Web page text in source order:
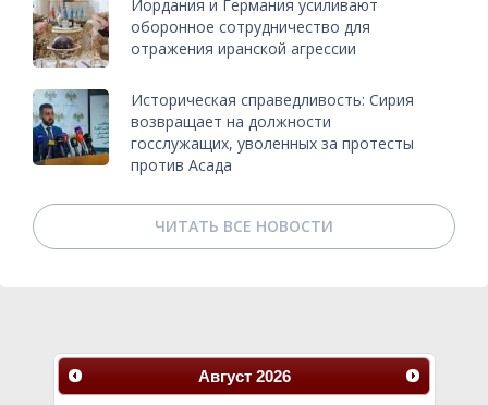
Иордания и Германия усиливают
оборонное сотрудничество для
отражения иранской агрессии
Историческая справедливость: Сирия
возвращает на должности
госслужащих, уволенных за протесты
против Асада
ЧИТАТЬ ВСЕ НОВОСТИ
Август 2026